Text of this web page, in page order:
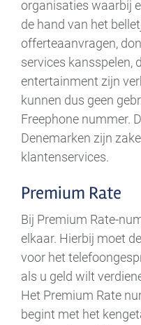
organisaties waarbij
de hand van het
offerteaanvragen,
services kansspelen,
entertainment zijn
kunnen dus geen
Freephone nummer.
Denemarken zijn
klantenservices.
Premium Rate
Bij Premium Rate-
elkaar. Hierbij moet
voor het
als u geld wilt
Het Premium Rate
begint met het